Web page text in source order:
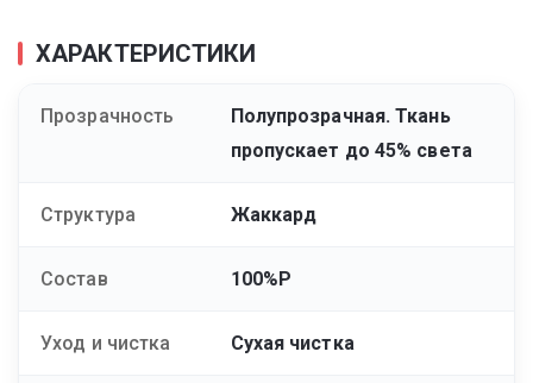
ХАРАКТЕРИСТИКИ
Прозрачность
Полупрозрачная. Ткань
пропускает до 45% света
Структура Жаккард
Состав 100%P
Уход и чистка Сухая чистка